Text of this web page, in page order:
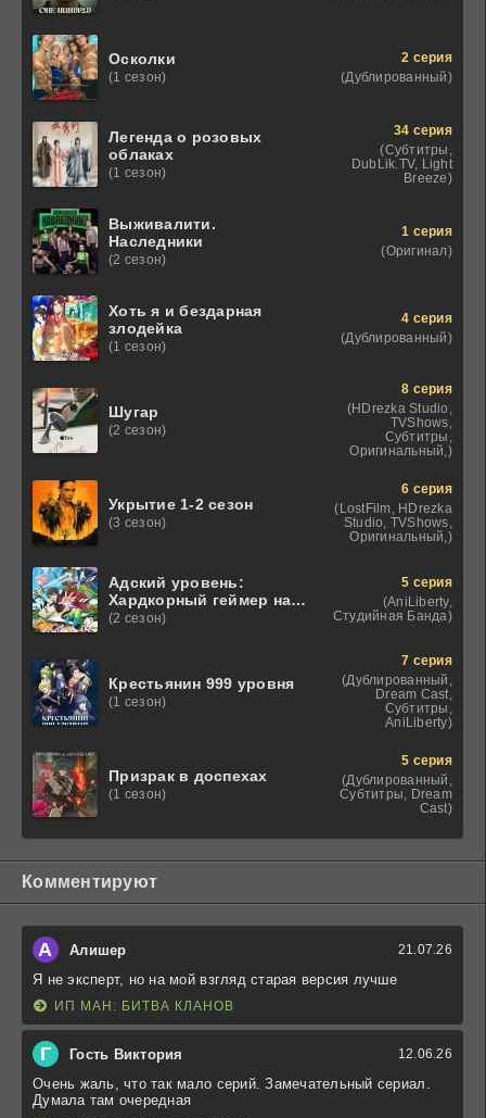
Осколки
(1 сезон)
2 серия
(Дублированный)
Легенда о розовых
облаках
(1 сезон)
34 серия
(Субтитры,
DubLik.TV, Light
Breeze)
Выживалити.
Наследники
(2 сезон)
1 серия
(Оригинал)
Хоть я и бездарная
злодейка
(1 сезон)
4 серия
(Дублированный)
Шугар
(2 сезон)
8 серия
(HDrezka Studio,
TVShows,
Субтитры,
Оригинальный,)
Укрытие 1-2 сезон
(3 сезон)
6 серия
(LostFilm, HDrezka
Studio, TVShows,
Оригинальный,)
Адский уровень:
Хардкорный геймер на
самой высокой
(2 сезон)
5 серия
(AniLiberty,
Студийная Банда)
Крестьянин 999 уровня
(1 сезон)
7 серия
(Дублированный,
Dream Cast,
Субтитры,
AniLiberty)
Призрак в доспехах
(1 сезон)
5 серия
(Дублированный,
Субтитры, Dream
Cast)
Комментируют
А Алишер 21.07.26
Я не эксперт, но на мой взгляд старая версия лучше
ИП МАН: БИТВА КЛАНОВ
Г Гость Виктория 12.06.26
Очень жаль, что так мало серий. Замечательный сериал.
Думала там очередная